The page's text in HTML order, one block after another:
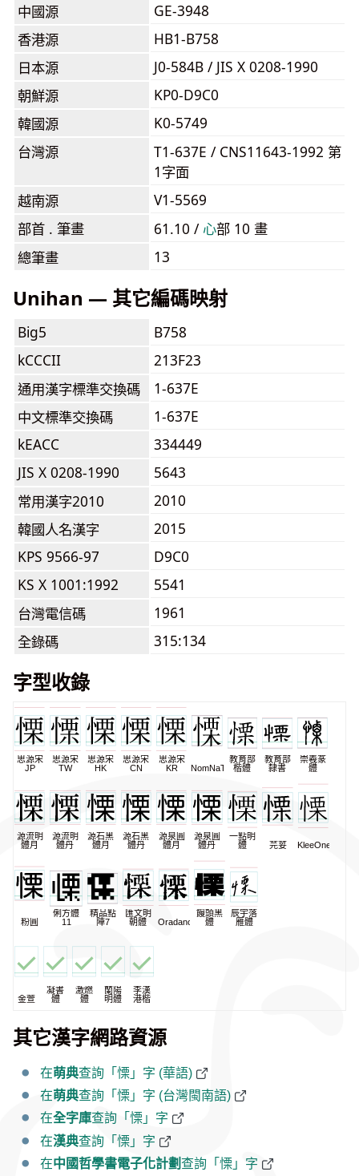
中國源
GE-3948
香港源
HB1-B758
日本源
J0-584B / JIS X 0208-1990
朝鮮源
KP0-D9C0
韓國源
K0-5749
台灣源
T1-637E / CNS11643-1992 第
1字面
越南源
V1-5569
部首 . 筆畫
61.10 / ⼼部 10 畫
總筆畫
13
Unihan — 其它編碼映射
Big5
B758
kCCCII
213F23
通用漢字標準交換碼
1-637E
中文標準交換碼
1-637E
kEACC
334449
JIS X 0208-1990
5643
常用漢字2010
2010
韓國人名漢字
2015
KPS 9566-97
D9C0
KS X 1001:1992
5541
台灣電信碼
1961
全錄碼
315:134
字型收錄
思源宋
JP
思源宋
TW
思源宋
HK
思源宋
CN
思源宋
KR
NomNaTong
教育部
楷體
教育部
隸書
崇羲篆
體
源流明
體月
源流明
體丹
源石黑
體月
源石黑
體丹
源泉圓
體月
源泉圓
體丹
一點明
體
芫荽 KleeOne
粉圓
俐方體
11
精品點
陣7
匯文明
朝體
Oradano
饅頭黑
體
辰宇落
雁體
金萱
凝書
體
激燃
體
蘭陽
明體
李漢
港楷
其它漢字網路資源
在萌典查詢「慄」字 (華語)
在萌典查詢「慄」字 (台灣閩南語)
在全字庫查詢「慄」字
在漢典查詢「慄」字
在中國哲學書電子化計劃查詢「慄」字